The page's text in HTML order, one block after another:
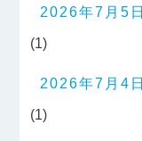
2026年7月5日
(1)
2026年7月4日
(1)